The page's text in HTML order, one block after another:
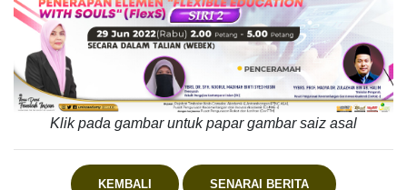
Klik pada gambar untuk papar gambar saiz asal
KEMBALI SENARAI BERITA